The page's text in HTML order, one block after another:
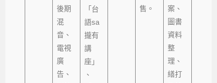
後期
混
音、
電視
廣
告、
「台
語sa
攏有
講
座」
、
售。
案、
圖書
資料
整
理、
繕打